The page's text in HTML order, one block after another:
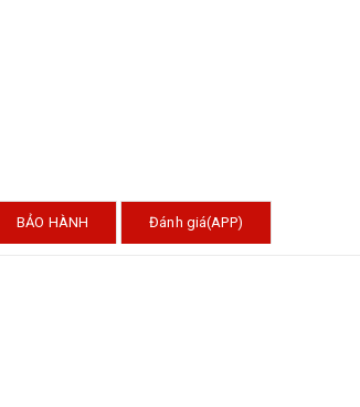
BẢO HÀNH Đánh giá(APP)